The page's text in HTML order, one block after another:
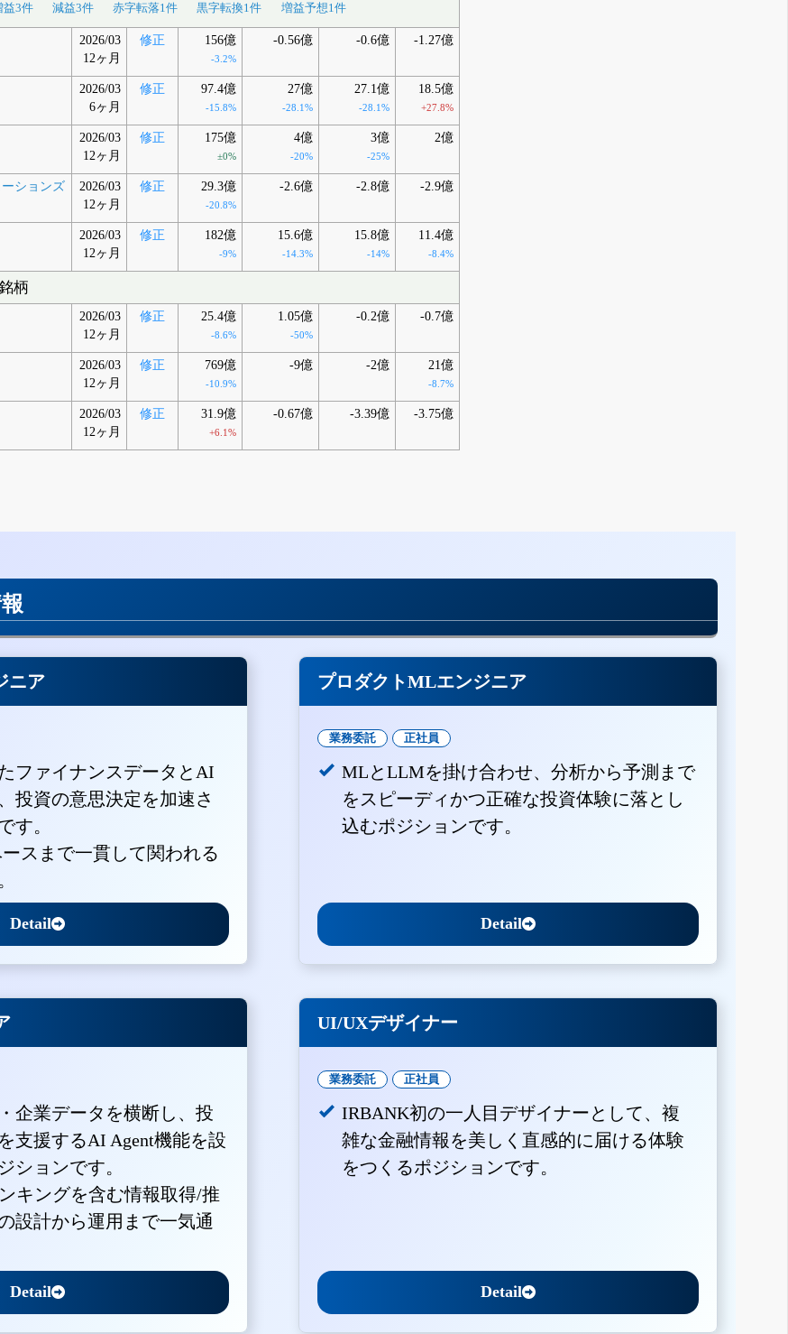
益3件 減益3件 赤字転落1件 黒字転換1件 増益予想1件
2026/03
12ヶ月
修正 156億
-3.2%
-0.56億 -0.6億 -1.27億
2026/03
6ヶ月
修正 97.4億
-15.8%
27億
-28.1%
27.1億
-28.1%
18.5億
+27.8%
2026/03
12ヶ月
修正 175億
±0%
4億
-20%
3億
-25%
2億
ションズ
2026/03
12ヶ月
修正 29.3億
-20.8%
-2.6億 -2.8億 -2.9億
2026/03
12ヶ月
修正 182億
-9%
15.6億
-14.3%
15.8億
-14%
11.4億
-8.4%
柄
2026/03
12ヶ月
修正 25.4億
-8.6%
1.05億
-50%
-0.2億 -0.7億
2026/03
12ヶ月
修正 769億
-10.9%
-9億 -2億 21億
-8.7%
2026/03
12ヶ月
修正 31.9億
+6.1%
-0.67億 -3.39億 -3.75億
ニア
ファイナンスデータとAI
投資の意思決定を加速さ
す。
スまで一貫して関われる
Detail
プロダクトMLエンジニア
業務委託 正社員
MLとLLMを掛け合わせ、分析から予測まで
をスピーディかつ正確な投資体験に落とし
込むポジションです。
Detail
企業データを横断し、投
支援するAI Agent機能を設
ションです。
キングを含む情報取得/推
設計から運用まで一気通
Detail
UI/UXデザイナー
業務委託 正社員
IRBANK初の一人目デザイナーとして、複
雑な金融情報を美しく直感的に届ける体験
をつくるポジションです。
Detail